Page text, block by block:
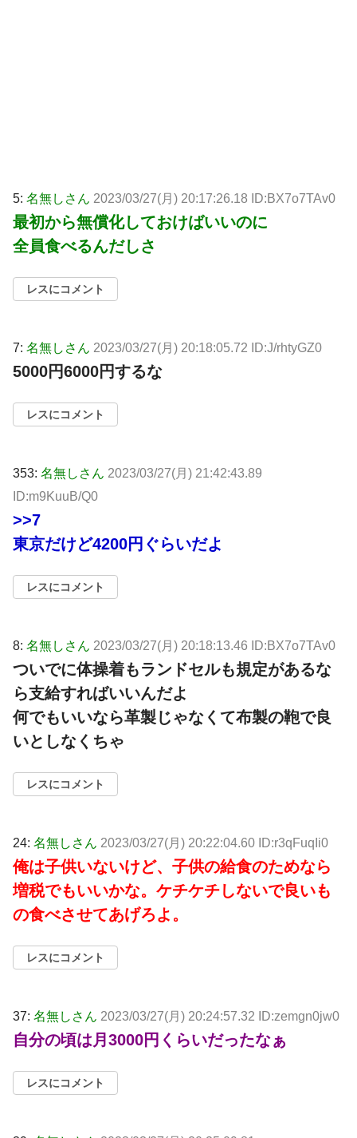
5: 名無しさん 2023/03/27(月) 20:17:26.18 ID:BX7o7TAv0
最初から無償化しておけばいいのに
全員食べるんだしさ
レスにコメント
7: 名無しさん 2023/03/27(月) 20:18:05.72 ID:J/rhtyGZ0
5000円6000円するな
レスにコメント
353: 名無しさん 2023/03/27(月) 21:42:43.89
ID:m9KuuB/Q0
>>7
東京だけど4200円ぐらいだよ
レスにコメント
8: 名無しさん 2023/03/27(月) 20:18:13.46 ID:BX7o7TAv0
ついでに体操着もランドセルも規定があるな
ら支給すればいいんだよ
何でもいいなら革製じゃなくて布製の鞄で良
いとしなくちゃ
レスにコメント
24: 名無しさん 2023/03/27(月) 20:22:04.60 ID:r3qFuqIi0
俺は子供いないけど、子供の給食のためなら
増税でもいいかな。ケチケチしないで良いも
の食べさせてあげろよ。
レスにコメント
37: 名無しさん 2023/03/27(月) 20:24:57.32 ID:zemgn0jw0
自分の頃は月3000円くらいだったなぁ
レスにコメント